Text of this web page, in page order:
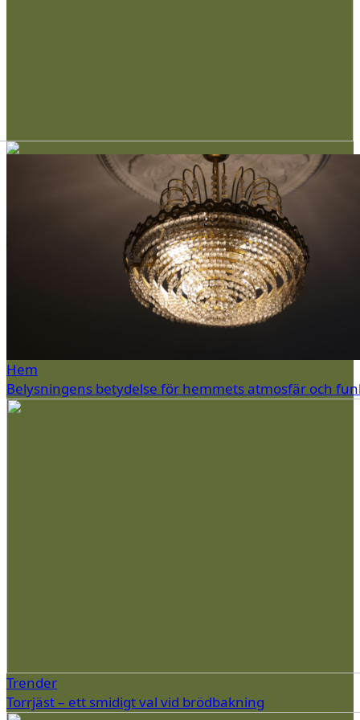
Hem
Belysningens betydelse för hemmets atmosfär och
Trender
Torrjäst – ett smidigt val vid brödbakning